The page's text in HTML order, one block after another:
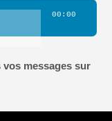
00:00
vos messages sur